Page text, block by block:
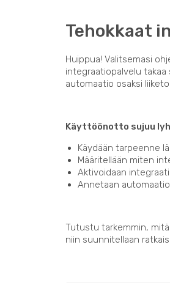
Tehokkaat
Huippua! Valitsemasi
integraatiopalvelu
automaatio osaksi
Käyttöönotto sujuu
Käydään tarpeenne
Määritellään miten
Aktivoidaan
Annetaan
Tutustu tarkemmin,
niin suunnitellaan